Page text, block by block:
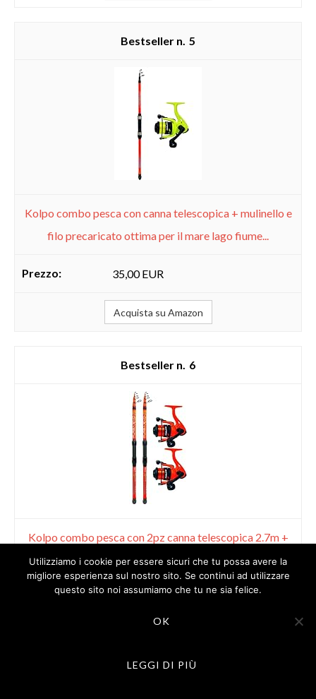
5
Kolpo combo pesca con canna telescopica + mulinello e
filo precaricato ottima per il mare lago fiume...
35,00 EUR
Acquista su Amazon
6
Kolpo combo pesca con 2pz canna telescopica 2.7m +
2pz mulinello e filo precaricato ottima per il...
Utilizziamo i cookie per essere sicuri che tu possa avere la
migliore esperienza sul nostro sito. Se continui ad utilizzare
questo sito noi assumiamo che tu ne sia felice.
OK
LEGGI DI PIÙ